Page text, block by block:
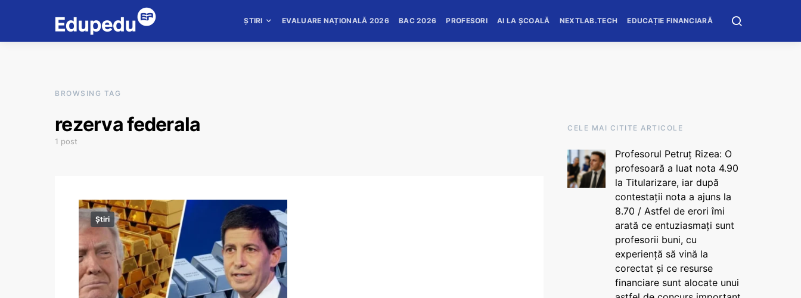
ȘTIRI EVALUARE NAȚIONALĂ 2026 BAC 2026 PROFESORI AI LA ȘCOALĂ NEXTLAB.TECH EDUCAȚIE FINANCIARĂ
BROWSING TAG
rezerva federala
1 post
Știri
CELE MAI CITITE ARTICOLE
Profesorul Petruț Rizea: O
profesoară a luat nota 4.90
la Titularizare, iar după
contestații nota a ajuns la
8.70 / Astfel de erori îmi
arată ce entuziasmați sunt
profesorii buni, cu
experiență să vină la
corectat și ce resurse
financiare sunt alocate unui